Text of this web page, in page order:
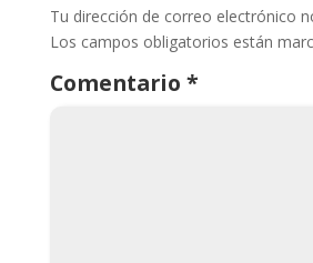
Tu dirección de correo electrónico
Los campos obligatorios están
Comentario *